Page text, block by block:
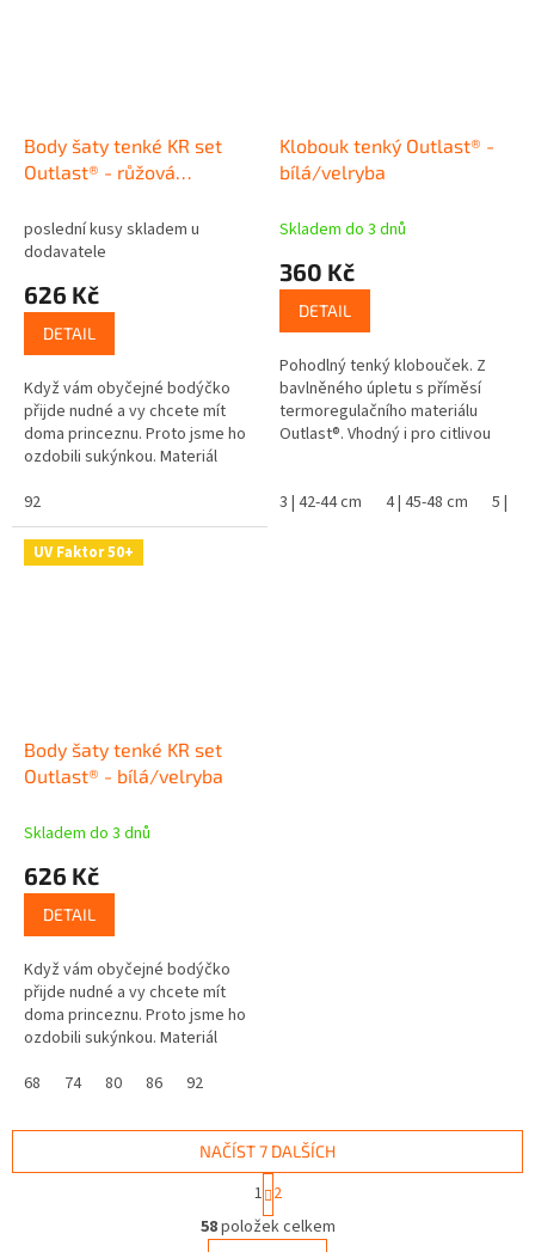
Body šaty tenké KR set
Outlast® - růžová
poslední kusy skladem u
dodavatele
626 Kč
DETAIL
Když vám obyčejné bodýčko
přijde nudné a vy chcete mít
doma princeznu. Proto jsme ho
ozdobili sukýnkou. Materiál
postará o termoregulaci a je
vhodný také...
92
Klobouk tenký Outlast® -
bílá/velryba
Skladem do 3 dnů
360 Kč
DETAIL
Pohodlný tenký klobouček. Z
bavlněného úpletu s příměsí
termoregulačního materiálu
Outlast®. Vhodný i pro citlivou
nadměrnému...
3 | 42-44 cm 4 | 45-48 cm 5 |
UV Faktor 50+
Body šaty tenké KR set
Outlast® - bílá/velryba
Skladem do 3 dnů
626 Kč
DETAIL
Když vám obyčejné bodýčko
přijde nudné a vy chcete mít
doma princeznu. Proto jsme ho
ozdobili sukýnkou. Materiál
postará o termoregulaci a je
68 74 80 86 92
O
v
NAČÍST 7 DALŠÍCH
S
t
r
á
1 2
58položek celkem